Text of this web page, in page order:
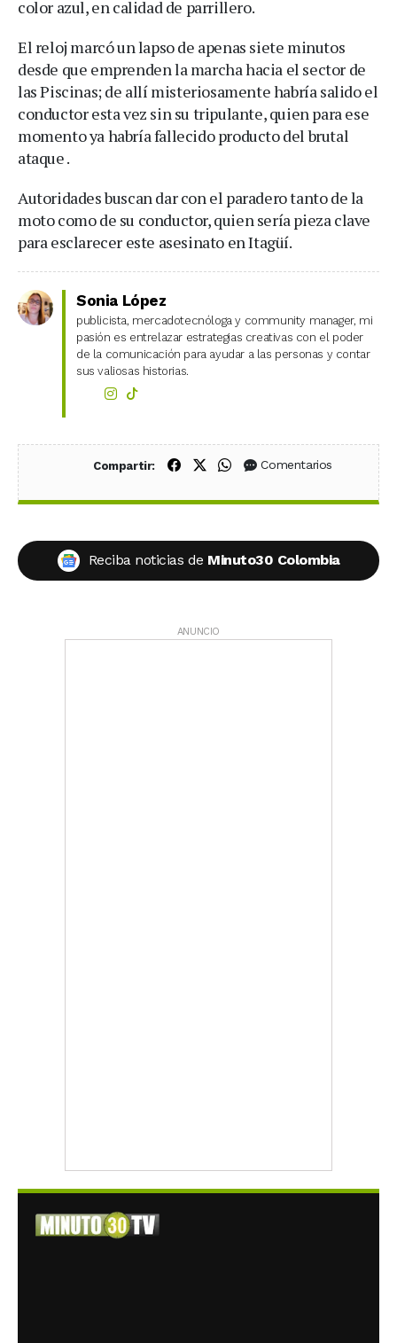
color azul, en calidad de parrillero.
El reloj marcó un lapso de apenas siete minutos
desde que emprenden la marcha hacia el sector de
las Piscinas; de allí misteriosamente habría salido el
conductor esta vez sin su tripulante, quien para ese
momento ya habría fallecido producto del brutal
ataque .
Autoridades buscan dar con el paradero tanto de la
moto como de su conductor, quien sería pieza clave
para esclarecer este asesinato en Itagüí.
Sonia López
publicista, mercadotecnóloga y community manager, mi
pasión es entrelazar estrategias creativas con el poder
de la comunicación para ayudar a las personas y contar
sus valiosas historias.
Compartir: Compartir en Facebook
Compartir en X (Twitter)
Compartir en WhatsApp
Comentarios
Reciba noticias de Minuto30 Colombia
ANUNCIO